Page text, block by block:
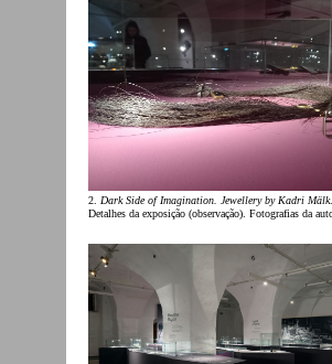
2. Dark Side of Imagination. Jewellery by Kadri Mälk.
Detalhes da exposição (observação). Fotografias da